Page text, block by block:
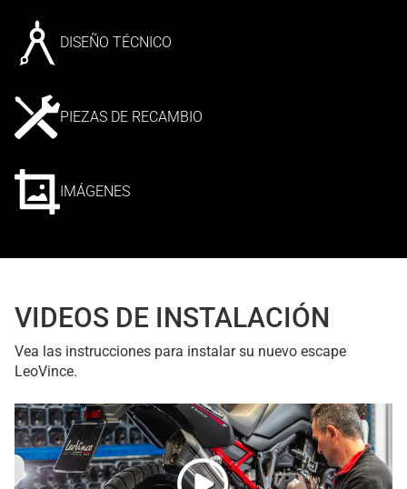
DISEÑO TÉCNICO
PIEZAS DE RECAMBIO
IMÁGENES
VIDEOS DE INSTALACIÓN
Vea las instrucciones para instalar su nuevo escape
LeoVince.